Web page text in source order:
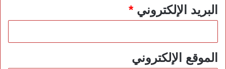
البريد الإلكتروني*
الموقع الإلكتروني